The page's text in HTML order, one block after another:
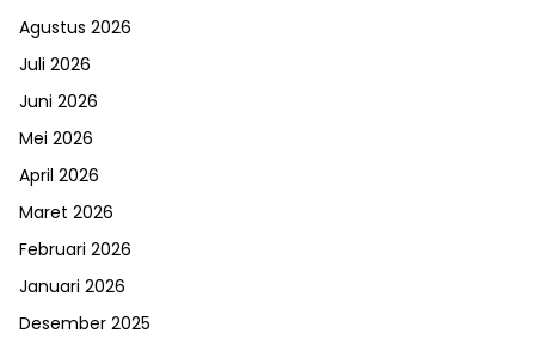
Agustus 2026
Juli 2026
Juni 2026
Mei 2026
April 2026
Maret 2026
Februari 2026
Januari 2026
Desember 2025